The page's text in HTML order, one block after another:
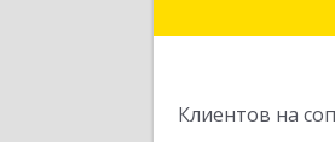
Клиентов на